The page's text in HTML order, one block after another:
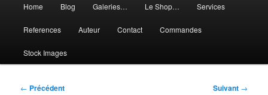
principal
Home Blog Galeries… Le Shop… Services
References Auteur Contact Commandes
Stock Images
Navigation
← Précédent Suivant →